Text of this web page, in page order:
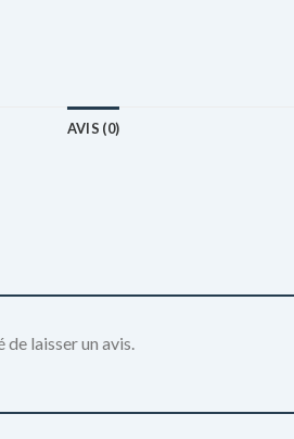
AVIS (0)
laisser un avis.